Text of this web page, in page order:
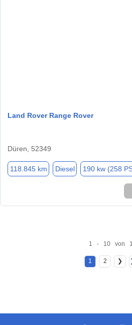
Land Rover Range Rover
Düren, 52349
118.845 km Diesel 190 kw (258
1 - 10 von
1 2 ❯